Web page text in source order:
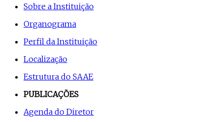
Sobre a Instituição
Organograma
Perfil da Instituição
Localização
Estrutura do SAAE
PUBLICAÇÕES
Agenda do Diretor